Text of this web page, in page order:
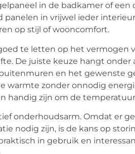
in de badkamer of
panelen in vrijwel ieder
op stijl of wooncomfort.
te letten op het vermogen
De juiste keuze hangt onder
en het gewenste
warmte zonder onnodig
handig zijn om de
onderhoudsarm. Omdat er
nodig zijn, is de kans op
in gebruik en